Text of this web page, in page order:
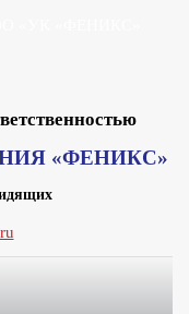
«ФЕНИКС»